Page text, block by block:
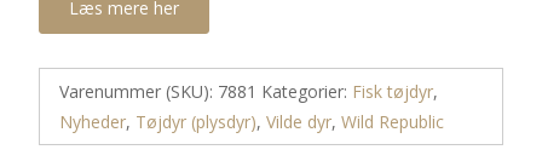
Læs mere her
Varenummer (SKU): 7881 Kategorier: Fisk tøjdyr,
Nyheder, Tøjdyr (plysdyr), Vilde dyr, Wild Republic